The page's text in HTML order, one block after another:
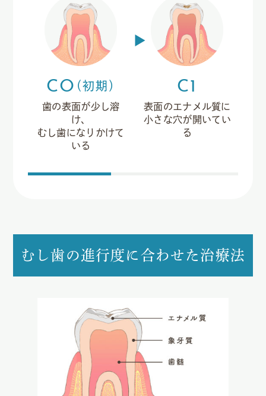
CO （初期）
歯の表面が少し溶
け、
むし歯になりかけて
いる
C1
表面のエナメル質に
小さな穴が開いてい
る
むし歯の進行度に合わせた治療法